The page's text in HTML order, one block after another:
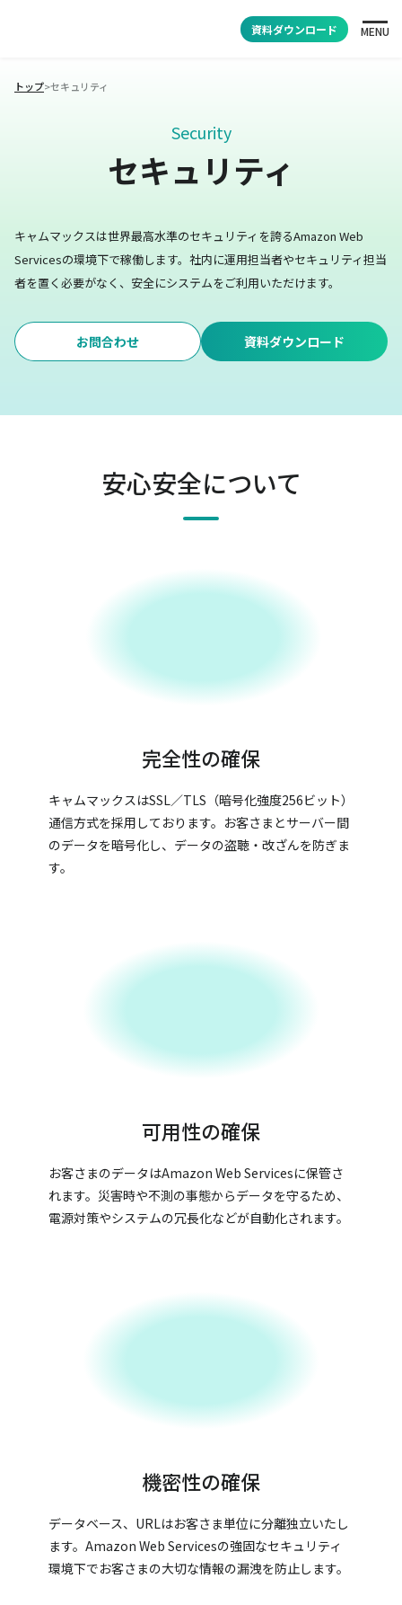
資料ダウンロード MENU
トップ>セキュリティ
Security
セキュリティ
キャムマックスは世界最高水準のセキュリティを誇るAmazon Web
Servicesの環境下で稼働します。 社内に運用担当者やセキュリティ担当
者を置く必要がなく、安全にシステムをご利用いただけます。
お問合わせ 資料ダウンロード
安心安全について
完全性の確保
キャムマックスはSSL／TLS（暗号化強度256ビット）
通信方式を採用しております。お客さまとサーバー間
のデータを暗号化し、データの盗聴・改ざんを防ぎま
す。
可用性の確保
お客さまのデータはAmazon Web Servicesに保管さ
れます。災害時や不測の事態からデータを守るため、
電源対策やシステムの冗長化などが自動化されます。
機密性の確保
データベース、URLはお客さま単位に分離独立いたし
ます。Amazon Web Servicesの強固なセキュリティ
環境下でお客さまの大切な情報の漏洩を防止します。